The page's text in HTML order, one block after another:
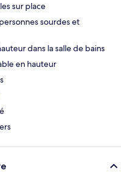
sur place
sourdes et
dans la salle de bains
en hauteur